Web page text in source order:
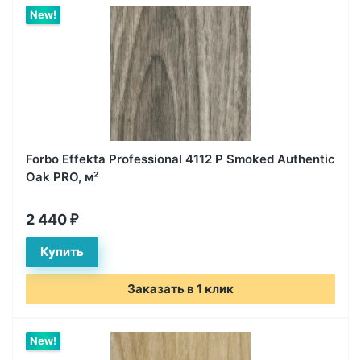
Forbo Effekta Professional 4112 P Smoked Authentic
Oak PRO, м²
2 440 ₽
Заказать в 1 клик
New!
New!